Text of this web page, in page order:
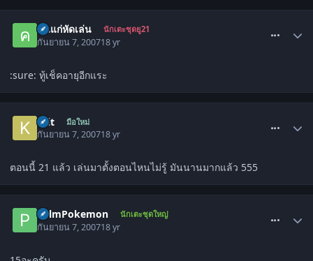
คนแก่หัดเล่น นักเตะชุดยู21
กันยายน 7, 200718 yr
:sure: ทู้เช็คอายุอีกแระ
Krit มือใหม่
กันยายน 7, 200718 yr
ตอนนี้ 21 แล้ว เล่นมาตั้งตอนไหนไม่รู้ มันนานมากแล้ว 555
PalmPokemon นักเตะชุดใหญ่
กันยายน 7, 200718 yr